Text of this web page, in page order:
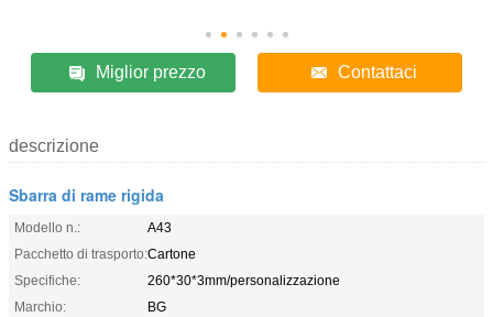
Miglior prezzo Contattaci
descrizione
Sbarra di rame rigida
Modello n.:
A43
Pacchetto di trasporto:Cartone
Specifiche:
260*30*3mm/personalizzazione
Marchio:
BG